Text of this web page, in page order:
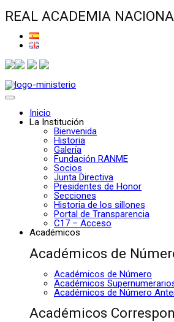
REAL ACADEMIA
Inicio
La Institución
Bienvenida
Historia
Galería
Fundación RANME
Socios
Junta Directiva
Presidentes de Honor
Secciones
Historia de los sillones
Portal de Transparencia
C17 – Acceso
Académicos
Académicos de
Académicos de Número
Académicos
Académicos de Número
Académicos